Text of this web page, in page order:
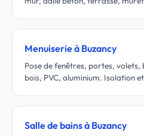
Menuiserie à Buzancy
Pose de fenêtres, portes, volets,
bois, PVC, aluminium. Isolation
Salle de bains à Buzancy